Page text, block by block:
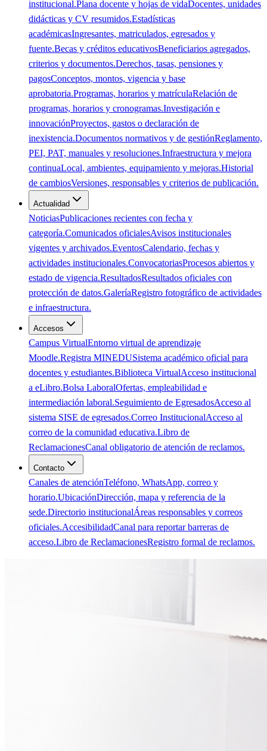
institucional.Plana docente y hojas de vidaDocentes, unidades
didácticas y CV resumidos.Estadísticas
académicasIngresantes, matriculados, egresados y
fuente.Becas y créditos educativosBeneficiarios agregados,
criterios y documentos.Derechos, tasas, pensiones y
pagosConceptos, montos, vigencia y base
aprobatoria.Programas, horarios y matrículaRelación de
programas, horarios y cronogramas.Investigación e
innovaciónProyectos, gastos o declaración de
inexistencia.Documentos normativos y de gestiónReglamento,
PEI, PAT, manuales y resoluciones.Infraestructura y mejora
continuaLocal, ambientes, equipamiento y mejoras.Historial
de cambiosVersiones, responsables y criterios de publicación.
Actualidad
NoticiasPublicaciones recientes con fecha y
categoría.Comunicados oficialesAvisos institucionales
vigentes y archivados.EventosCalendario, fechas y
actividades institucionales.ConvocatoriasProcesos abiertos y
estado de vigencia.ResultadosResultados oficiales con
protección de datos.GaleríaRegistro fotográfico de actividades
e infraestructura.
Accesos
Campus VirtualEntorno virtual de aprendizaje
Moodle.Registra MINEDUSistema académico oficial para
docentes y estudiantes.Biblioteca VirtualAcceso institucional
a eLibro.Bolsa LaboralOfertas, empleabilidad e
intermediación laboral.Seguimiento de EgresadosAcceso al
sistema SISE de egresados.Correo InstitucionalAcceso al
correo de la comunidad educativa.Libro de
ReclamacionesCanal obligatorio de atención de reclamos.
Contacto
Canales de atenciónTeléfono, WhatsApp, correo y
horario.UbicaciónDirección, mapa y referencia de la
sede.Directorio institucionalÁreas responsables y correos
oficiales.AccesibilidadCanal para reportar barreras de
acceso.Libro de ReclamacionesRegistro formal de reclamos.